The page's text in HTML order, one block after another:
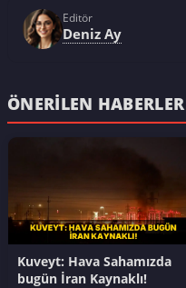
Editör
Deniz Ay
ÖNERILEN HABERLER
Kuveyt: Hava Sahamızda
bugün İran Kaynaklı!